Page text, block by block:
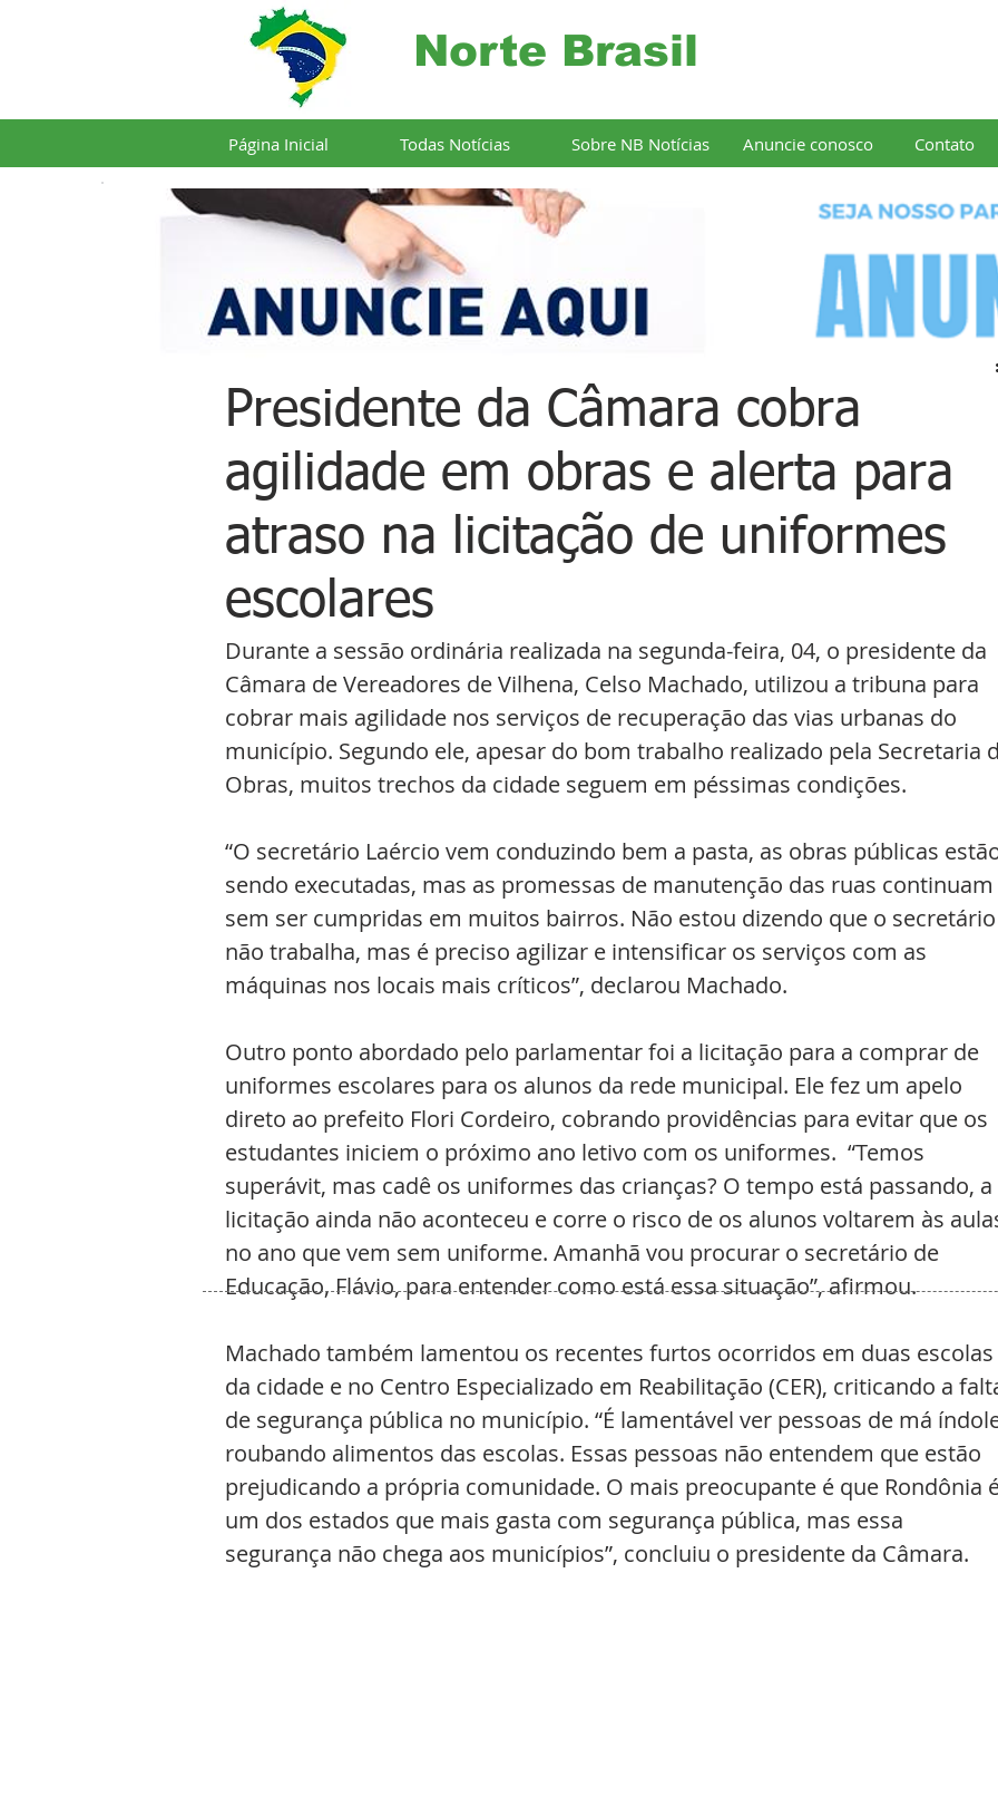
Norte Brasil
Página Inicial Todas Notícias Sobre NB Notícias Anuncie conosco Contato
Presidente da Câmara cobra
agilidade em obras e alerta para
atraso na licitação de uniformes
escolares
Durante a sessão ordinária realizada na segunda-feira, 04, o presidente da
Câmara de Vereadores de Vilhena, Celso Machado, utilizou a tribuna para
cobrar mais agilidade nos serviços de recuperação das vias urbanas do
município. Segundo ele, apesar do bom trabalho realizado pela Secretaria
Obras, muitos trechos da cidade seguem em péssimas condições.
“O secretário Laércio vem conduzindo bem a pasta, as obras públicas
sendo executadas, mas as promessas de manutenção das ruas continuam
sem ser cumpridas em muitos bairros. Não estou dizendo que o secretário
não trabalha, mas é preciso agilizar e intensificar os serviços com as
máquinas nos locais mais críticos”, declarou Machado.
Outro ponto abordado pelo parlamentar foi a licitação para a comprar de
uniformes escolares para os alunos da rede municipal. Ele fez um apelo
direto ao prefeito Flori Cordeiro, cobrando providências para evitar que os
estudantes iniciem o próximo ano letivo com os uniformes.  “Temos
superávit, mas cadê os uniformes das crianças? O tempo está passando, a
licitação ainda não aconteceu e corre o risco de os alunos voltarem às
no ano que vem sem uniforme. Amanhã vou procurar o secretário de
Educação, Flávio, para entender como está essa situação”, afirmou.
Machado também lamentou os recentes furtos ocorridos em duas escolas
da cidade e no Centro Especializado em Reabilitação (CER), criticando a
de segurança pública no município. “É lamentável ver pessoas de má
roubando alimentos das escolas. Essas pessoas não entendem que estão
prejudicando a própria comunidade. O mais preocupante é que Rondônia
um dos estados que mais gasta com segurança pública, mas essa
segurança não chega aos municípios”, concluiu o presidente da Câmara.